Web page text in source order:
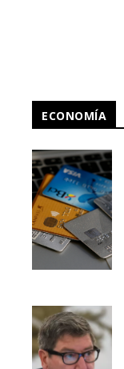
ECONOMÍA